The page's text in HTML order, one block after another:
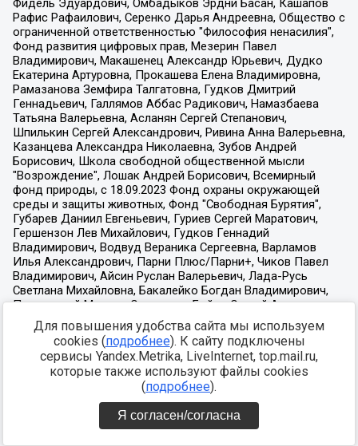
Для повышения удобства сайта мы используем
cookies (подробнее). К сайту подключены
сервисы Yandex.Metrika, LiveInternet, top.mail.ru,
которые также используют файлы cookies
(подробнее).
Я согласен/согласна